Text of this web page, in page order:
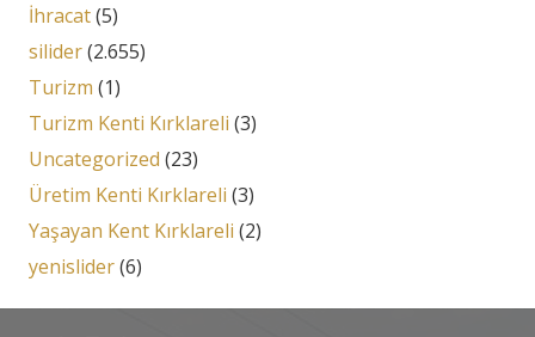
İhracat(5)
silider(2.655)
Turizm (1)
Turizm Kenti Kırklareli (3)
Uncategorized (23)
Üretim Kenti Kırklareli (3)
Yaşayan Kent Kırklareli (2)
yenislider(6)